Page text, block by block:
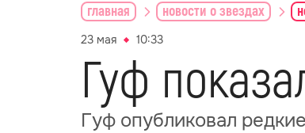
главная новости о звездах
23 мая 10:33
Гуф
Гуф опубликовал